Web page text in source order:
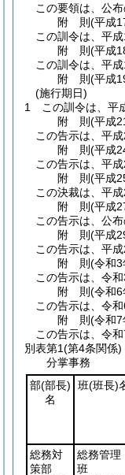
この要領は、公
附 則(平成
この訓令は、平
附 則(平成
この訓令は、平
附 則(平成
(施行期日)
1
この訓令は、平
附 則(平成
この告示は、平
附 則(平成
この告示は、平
附 則(平成
この決裁は、平
附 則(平成
この告示は、公
附 則(平成
この告示は、平
附 則(令和
この告示は、令
附 則(令和
この告示は、令
附 則(令和
この告示は、令
別表第1(第4条関係)
分掌事務
部(部長)
名
班(班長)
総務対
策部
総務管理
班